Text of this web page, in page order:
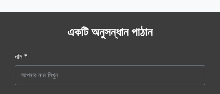
একটি অনুসন্ধান পাঠান
নাম *